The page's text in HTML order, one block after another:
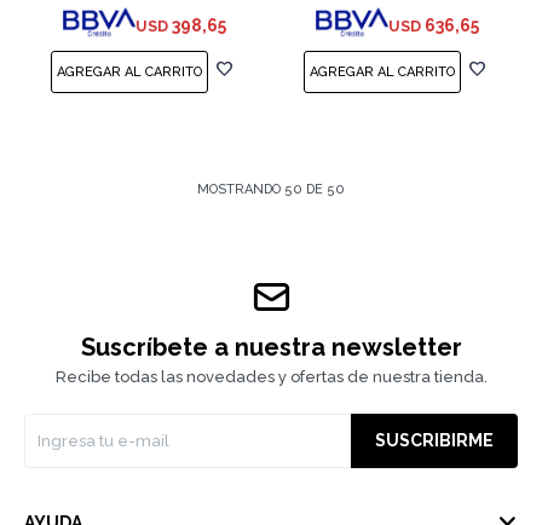
USD 398,65 USD 636,65
MOSTRANDO 50 DE 50
Suscríbete a nuestra newsletter
Recibe todas las novedades y ofertas de nuestra tienda.
SUSCRIBIRME